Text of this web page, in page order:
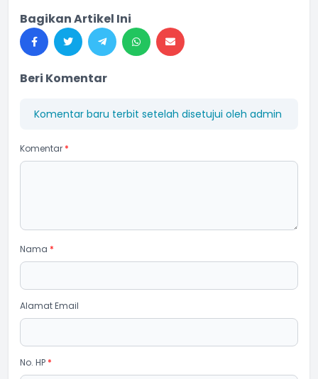
Bagikan Artikel Ini
Beri Komentar
Komentar baru terbit setelah disetujui oleh admin
Komentar *
Nama *
Alamat Email
No. HP *